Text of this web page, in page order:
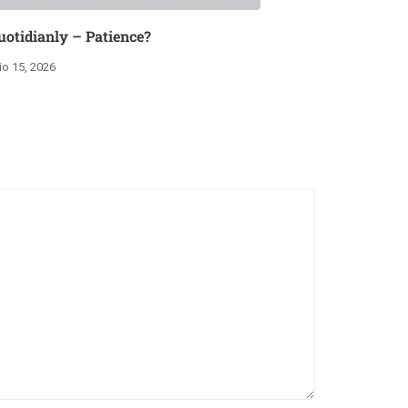
– Patience?
15, 2026